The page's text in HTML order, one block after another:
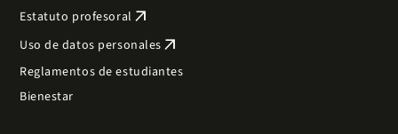
Estatuto profesoral arrow_outward
Uso de datos personales arrow_outward
Reglamentos de estudiantes
Bienestar